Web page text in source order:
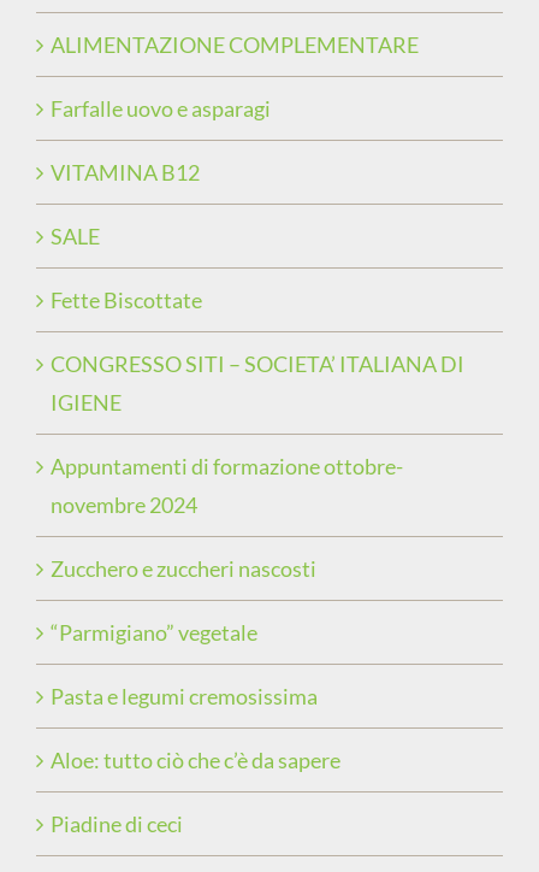
ALIMENTAZIONE COMPLEMENTARE
Farfalle uovo e asparagi
VITAMINA B12
SALE
Fette Biscottate
CONGRESSO SITI – SOCIETA’ ITALIANA DI
IGIENE
Appuntamenti di formazione ottobre-
novembre 2024
Zucchero e zuccheri nascosti
“Parmigiano” vegetale
Pasta e legumi cremosissima
Aloe: tutto ciò che c’è da sapere
Piadine di ceci